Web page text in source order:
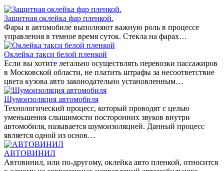
Защитная оклейка фар пленкой.
Фары в автомобиле выполняют важную роль в процессе
управления в темное время суток. Стекла на фарах…
Оклейка такси белой пленкой
Если вы хотите легально осуществлять перевозки пассажиров
в Московской области, не платить штрафы за несоответствие
цвета кузова авто законодательно установленным…
Шумоизоляция автомобиля
Технологический процесс, который проводят с целью
уменьшения слышимости посторонних звуков внутри
автомобиля, называется шумоизоляцией. Данный процесс
является одной из основ…
АВТОВИНИЛ
Автовинил, или по-другому, оклейка авто пленкой, относится